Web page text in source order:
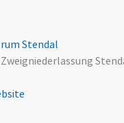
Stendal